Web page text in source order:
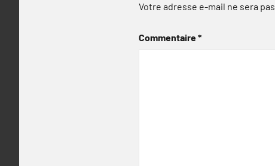
Votre adresse e-mail ne sera
Commentaire*